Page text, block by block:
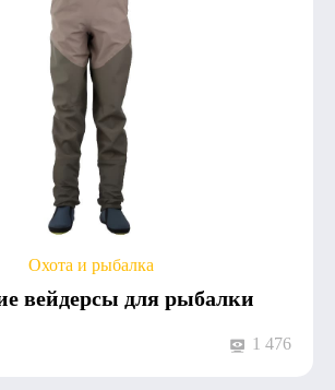
Охота и рыбалка
вейдерсы для рыбалки
1 476